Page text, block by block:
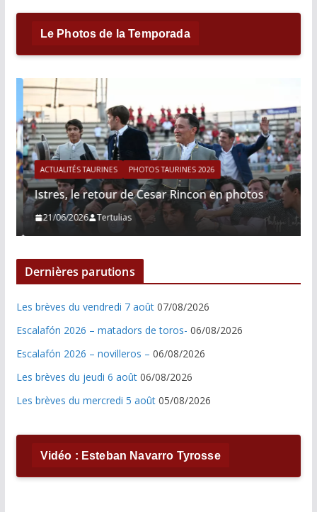
Le Photos de la Temporada
ACTUALITÉS TAURINES PHOTOS TAURINES 2026
Istres, le retour de Cesar Rincon en photos
21/06/2026 Tertulias
Dernières parutions
Les brèves du vendredi 7 août 07/08/2026
Escalafón 2026 – matadors de toros- 06/08/2026
Escalafón 2026 – novilleros – 06/08/2026
Les brèves du jeudi 6 août 06/08/2026
Les brèves du mercredi 5 août 05/08/2026
Vidéo : Esteban Navarro Tyrosse